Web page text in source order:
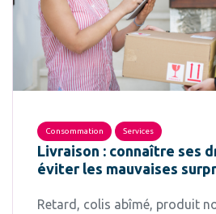
Consommation Services
Livraison : connaître ses
éviter les mauvaises
Retard, colis abîmé, produit